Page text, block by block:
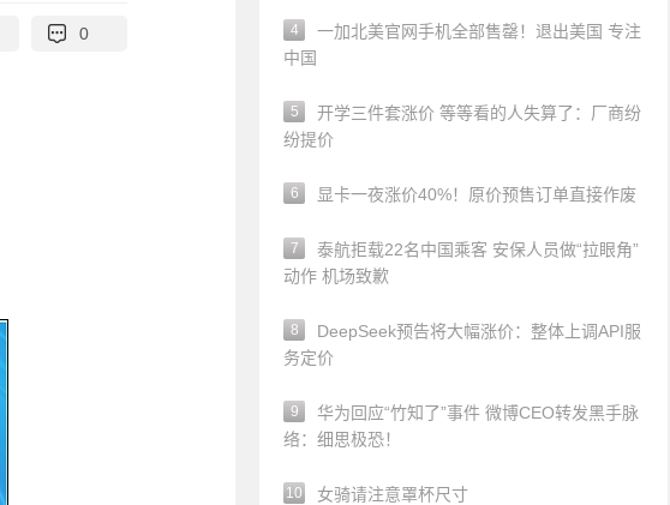
0 4
一加北美官网手机全部售罄！退出美国 专注
中国
5
开学三件套涨价 等等看的人失算了：厂商纷
纷提价
6 显卡一夜涨价40%！原价预售订单直接作废
7
泰航拒载22名中国乘客 安保人员做“拉眼角”
动作 机场致歉
8
DeepSeek预告将大幅涨价：整体上调API服
务定价
9
华为回应“竹知了”事件 微博CEO转发黑手脉
络：细思极恐！
10 女骑请注意罩杯尺寸